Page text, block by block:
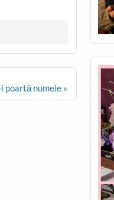
poartă numele »